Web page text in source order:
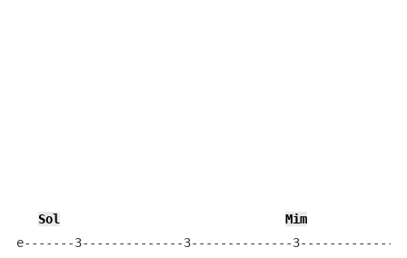
Sol
Mim
e-------3--------------3--------------